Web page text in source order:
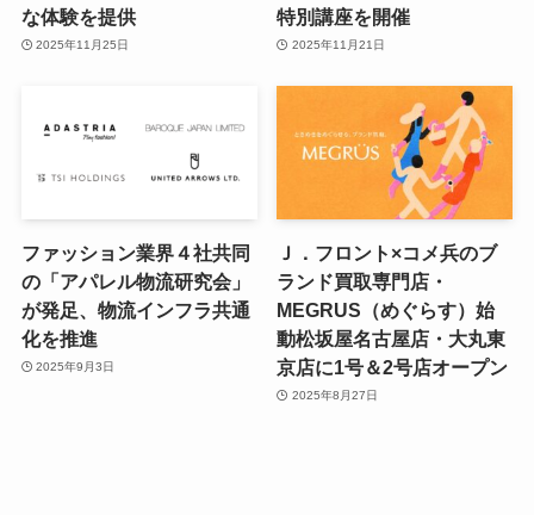
な体験を提供
2025年11月25日
特別講座を開催
2025年11月21日
ファッション業界４社共同
の「アパレル物流研究会」
が発足、物流インフラ共通
化を推進
2025年9月3日
Ｊ．フロント×コメ兵のブ
ランド買取専門店・
MEGRUS（めぐらす）始
動松坂屋名古屋店・大丸東
京店に1号＆2号店オープン
2025年8月27日